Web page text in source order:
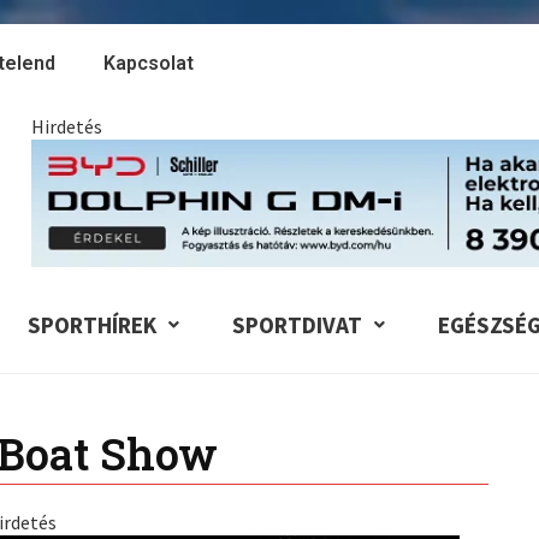
Kapcsolat
Hirdetés
SPORTHÍREK SPORTDIVAT EGÉSZSÉG
Show